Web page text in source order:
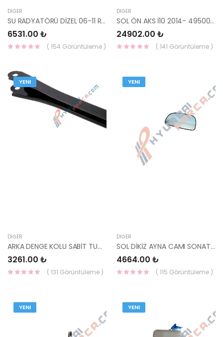
DIĞER
SU RADYATÖRÜ DİZEL 06-11 RİO 25310-1G350-YS
6531.00 ₺
( 154 Görüntüleme )
DIĞER
SOL ÖN AKS İ10 2014- 49500-B9500-HMC
24902.00 ₺
( 141 Görüntüleme )
YENI
DIĞER
ARKA DENGE KOLU SABİT TUCSON 04- SPORTAGE 55220-2E500-HMC
3261.00 ₺
( 131 Görüntüleme )
YENI
DIĞER
SOL DİKİZ AYNA CAMI SONATA 87611-3K450-HMC
4664.00 ₺
( 115 Görüntüleme )
YENI YENI